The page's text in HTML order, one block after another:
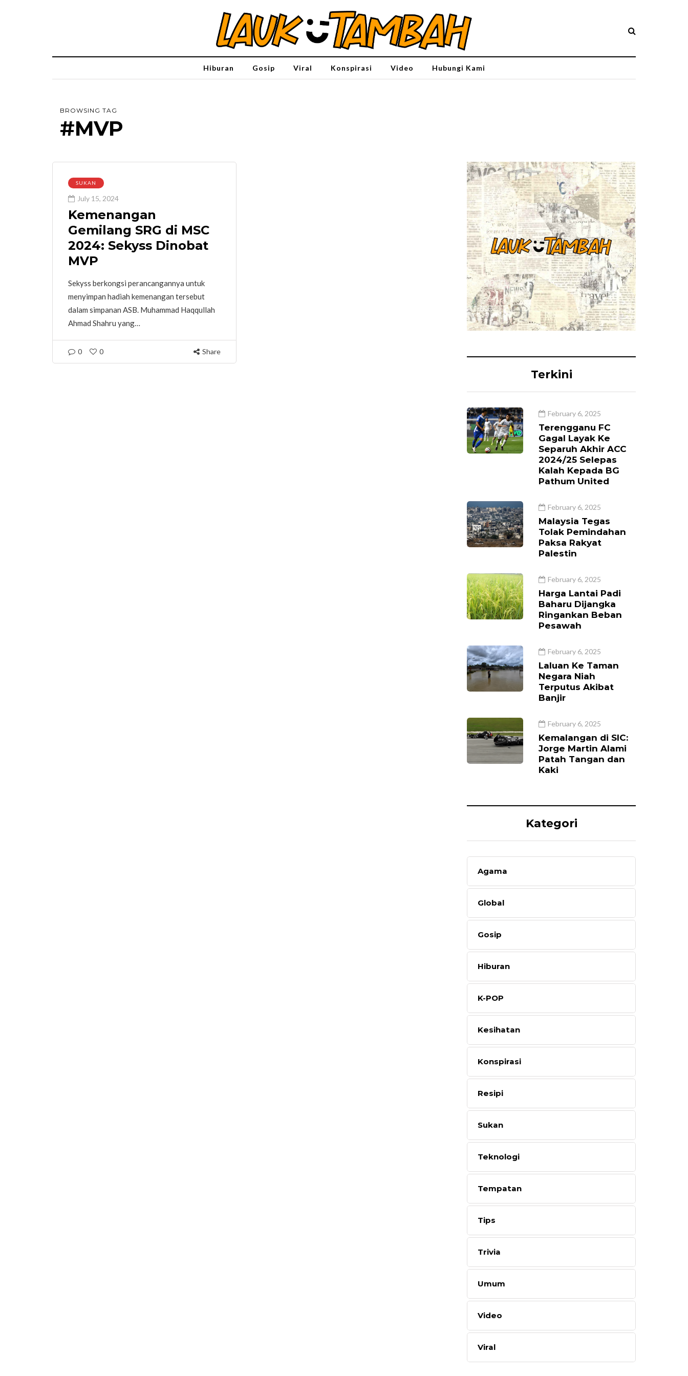
Hiburan Gosip Viral Konspirasi Video Hubungi Kami
BROWSING TAG
#MVP
SUKAN
July 15, 2024
Kemenangan
Gemilang SRG di MSC
2024: Sekyss Dinobat
MVP
Sekyss berkongsi perancangannya untuk
menyimpan hadiah kemenangan tersebut
dalam simpanan ASB. Muhammad Haqqullah
Ahmad Shahru yang…
0 0 Share
Terkini
February 6, 2025
Terengganu FC
Gagal Layak Ke
Separuh Akhir ACC
2024/25 Selepas
Kalah Kepada BG
Pathum United
February 6, 2025
Malaysia Tegas
Tolak Pemindahan
Paksa Rakyat
Palestin
February 6, 2025
Harga Lantai Padi
Baharu Dijangka
Ringankan Beban
Pesawah
February 6, 2025
Laluan Ke Taman
Negara Niah
Terputus Akibat
Banjir
February 6, 2025
Kemalangan di SIC:
Jorge Martin Alami
Patah Tangan dan
Kaki
Kategori
Agama
Global
Gosip
Hiburan
K-POP
Kesihatan
Konspirasi
Resipi
Sukan
Teknologi
Tempatan
Tips
Trivia
Umum
Video
Viral